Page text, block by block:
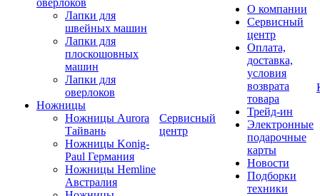
оверлоков
Лапки для
швейных машин
Лапки для
плоскошовных
машин
Лапки для
оверлоков
Ножницы
Ножницы Aurora
Тайвань
Ножницы Konig-
Paul Германия
Ножницы Hemline
Австралия
Сервисный
центр
О компании
Сервисный
центр
Оплата,
доставка,
условия
возврата
товара
Трейд-ин
Электронные
подарочные
карты
Новости
Подборки
техники